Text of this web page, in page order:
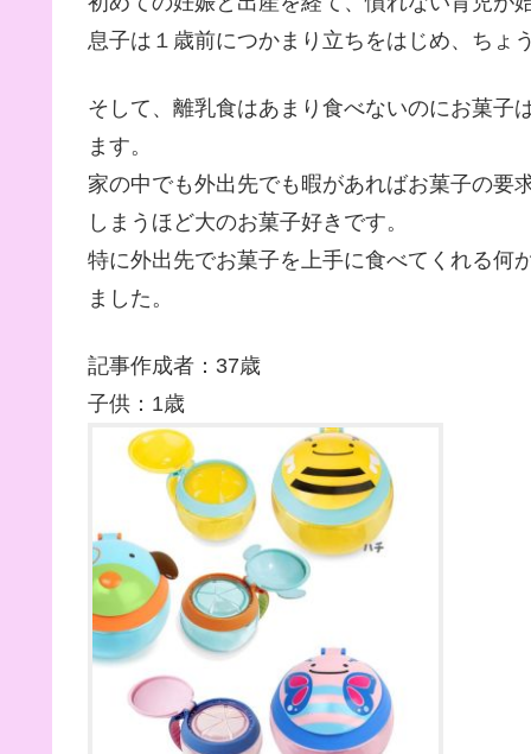
息子は１歳前につかまり立ちをはじめ、ちょ
そして、離乳食はあまり食べないのにお菓子
ます。
家の中でも外出先でも暇があればお菓子の要
しまうほど大のお菓子好きです。
特に外出先でお菓子を上手に食べてくれる何
ました。
記事作成者：37歳
子供：1歳